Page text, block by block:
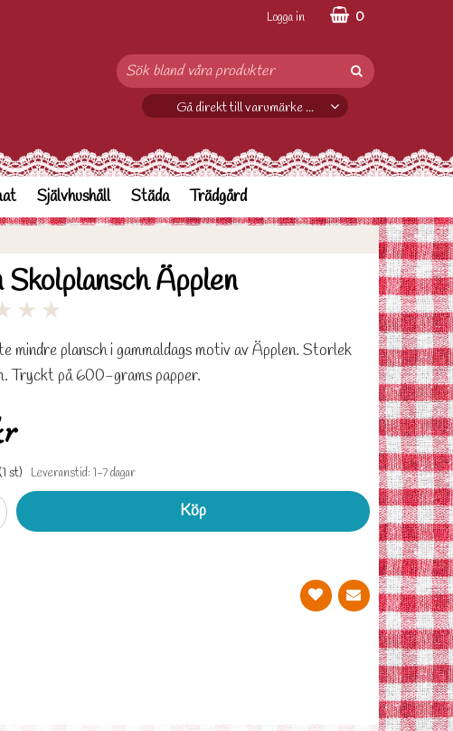
Logga in 0
Gå direkt till varumärke ...
Självhushåll Städa Trädgård
Skolplansch Äpplen
★ ★
mindre plansch i gammaldags motiv av Äpplen. Storlek
Tryckt på 600-grams papper.
st) Leveranstid: 1-7 dagar
Köp